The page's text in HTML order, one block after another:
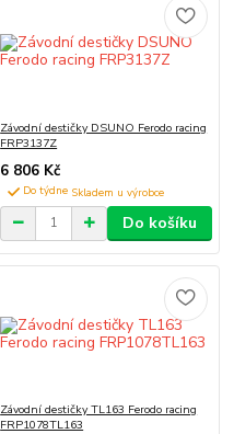
Závodní destičky DSUNO Ferodo racing
FRP3137Z
6 806 Kč
Do týdne
Do košíku
Závodní destičky TL163 Ferodo racing
FRP1078TL163